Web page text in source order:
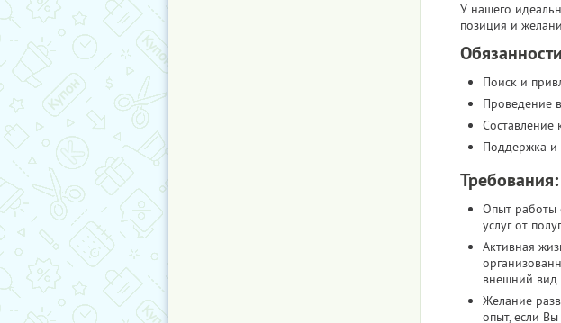
У нашего
позиция и
Поиск и
Проведение
Составление
Поддержка и
Требования:
Опыт работы
услуг от
Активная
внешний вид
Желание
опыт, если Вы